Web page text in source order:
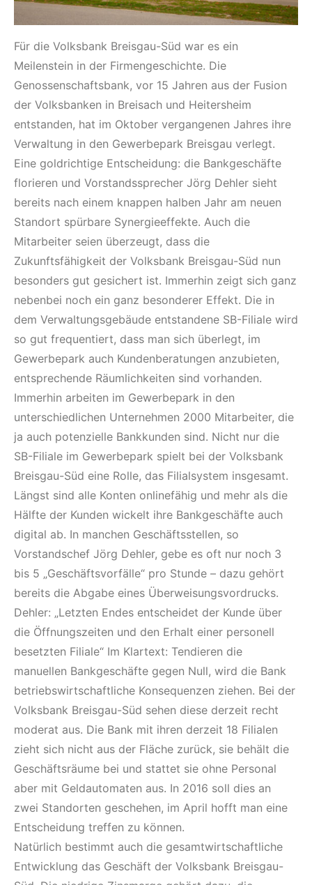
Für die Volksbank Breisgau-Süd war es ein
Meilenstein in der Firmengeschichte. Die
Genossenschaftsbank, vor 15 Jahren aus der Fusion
der Volksbanken in Breisach und Heitersheim
entstanden, hat im Oktober vergangenen Jahres ihre
Verwaltung in den Gewerbepark Breisgau verlegt.
Eine goldrichtige Entscheidung: die Bankgeschäfte
florieren und Vorstandssprecher Jörg Dehler sieht
bereits nach einem knappen halben Jahr am neuen
Standort spürbare Synergieeffekte. Auch die
Mitarbeiter seien überzeugt, dass die
Zukunftsfähigkeit der Volksbank Breisgau-Süd nun
besonders gut gesichert ist. Immerhin zeigt sich ganz
nebenbei noch ein ganz besonderer Effekt. Die in
dem Verwaltungsgebäude entstandene SB-Filiale wird
so gut frequentiert, dass man sich überlegt, im
Gewerbepark auch Kundenberatungen anzubieten,
entsprechende Räumlichkeiten sind vorhanden.
Immerhin arbeiten im Gewerbepark in den
unterschiedlichen Unternehmen 2000 Mitarbeiter, die
ja auch potenzielle Bankkunden sind. Nicht nur die
SB-Filiale im Gewerbepark spielt bei der Volksbank
Breisgau-Süd eine Rolle, das Filialsystem insgesamt.
Längst sind alle Konten onlinefähig und mehr als die
Hälfte der Kunden wickelt ihre Bankgeschäfte auch
digital ab. In manchen Geschäftsstellen, so
Vorstandschef Jörg Dehler, gebe es oft nur noch 3
bis 5 „Geschäftsvorfälle“ pro Stunde – dazu gehört
bereits die Abgabe eines Überweisungsvordrucks.
Dehler: „Letzten Endes entscheidet der Kunde über
die Öffnungszeiten und den Erhalt einer personell
besetzten Filiale“ Im Klartext: Tendieren die
manuellen Bankgeschäfte gegen Null, wird die Bank
betriebswirtschaftliche Konsequenzen ziehen. Bei der
Volksbank Breisgau-Süd sehen diese derzeit recht
moderat aus. Die Bank mit ihren derzeit 18 Filialen
zieht sich nicht aus der Fläche zurück, sie behält die
Geschäftsräume bei und stattet sie ohne Personal
aber mit Geldautomaten aus. In 2016 soll dies an
zwei Standorten geschehen, im April hofft man eine
Entscheidung treffen zu können.
Natürlich bestimmt auch die gesamtwirtschaftliche
Entwicklung das Geschäft der Volksbank Breisgau-